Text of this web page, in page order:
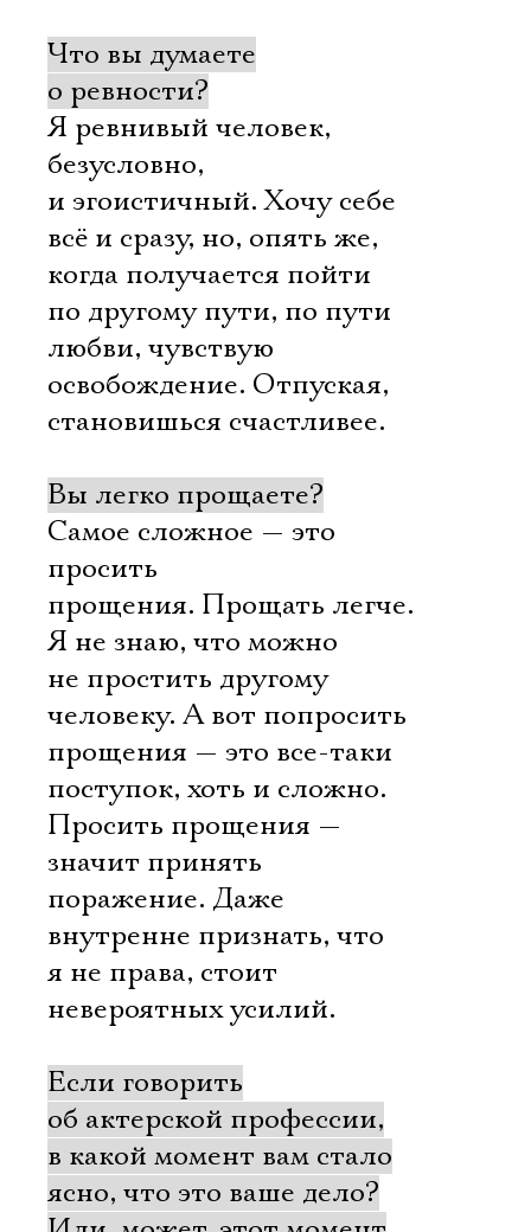
Что вы думаете
о ревности?
Я ревнивый человек,
безусловно,
и эгоистичный. Хочу себе
всё и сразу, но, опять же,
когда получается пойти
по другому пути, по пути
любви, чувствую
освобождение. Отпуская,
становишься счастливее.
Вы легко прощаете?
Самое сложное — это
просить
прощения. Прощать легче.
Я не знаю, что можно
не простить другому
человеку. А вот попросить
прощения — это все-таки
поступок, хоть и сложно.
Просить прощения —
значит принять
поражение. Даже
внутренне признать, что
я не права, стоит
невероятных усилий.
Если говорить
об актерской профессии,
в какой момент вам стало
ясно, что это ваше дело?
Электропочта